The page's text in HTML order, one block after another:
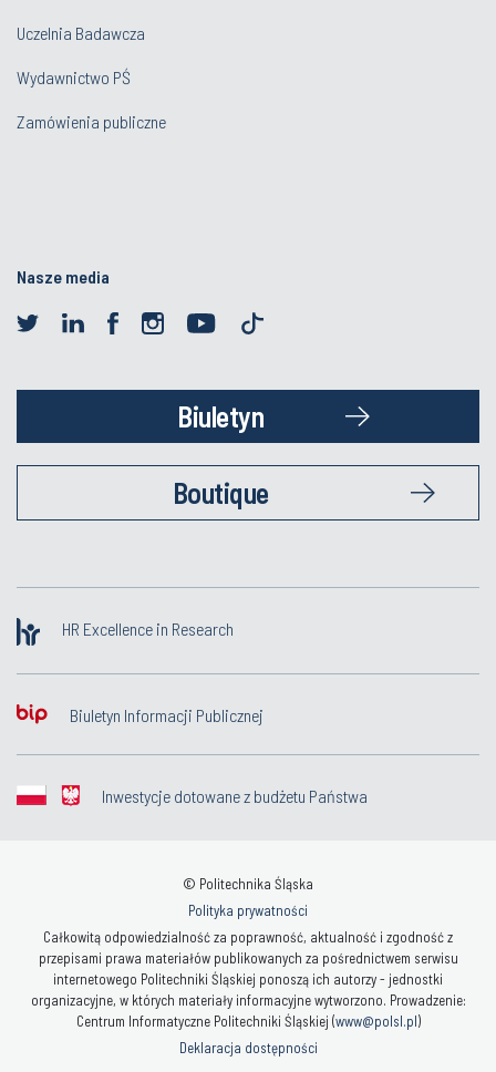
Uczelnia Badawcza
Wydawnictwo PŚ
Zamówienia publiczne
Nasze media
Biuletyn
Boutique
HR Excellence in Research
Biuletyn Informacji Publicznej
Inwestycje dotowane z budżetu Państwa
© Politechnika Śląska
Polityka prywatności
Całkowitą odpowiedzialność za poprawność, aktualność i zgodność z
przepisami prawa materiałów publikowanych za pośrednictwem serwisu
internetowego Politechniki Śląskiej ponoszą ich autorzy - jednostki
organizacyjne, w których materiały informacyjne wytworzono. Prowadzenie:
Centrum Informatyczne Politechniki Śląskiej (www@polsl.pl)
Deklaracja dostępności